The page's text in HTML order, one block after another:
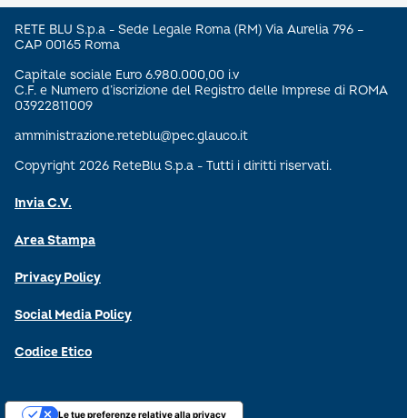
RETE BLU S.p.a - Sede Legale Roma (RM) Via Aurelia 796 –
CAP 00165 Roma
Capitale sociale Euro 6.980.000,00 i.v
C.F. e Numero d’iscrizione del Registro delle Imprese di ROMA
03922811009
amministrazione.reteblu@pec.glauco.it
Copyright 2026 ReteBlu S.p.a - Tutti i diritti riservati.
Invia C.V.
Area Stampa
Privacy Policy
Social Media Policy
Codice Etico
Le tue preferenze relative alla privacy